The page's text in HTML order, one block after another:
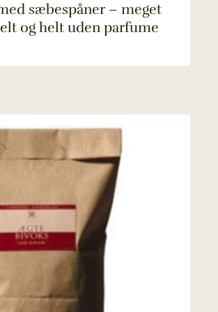
sæbespåner – meget
og helt uden parfume